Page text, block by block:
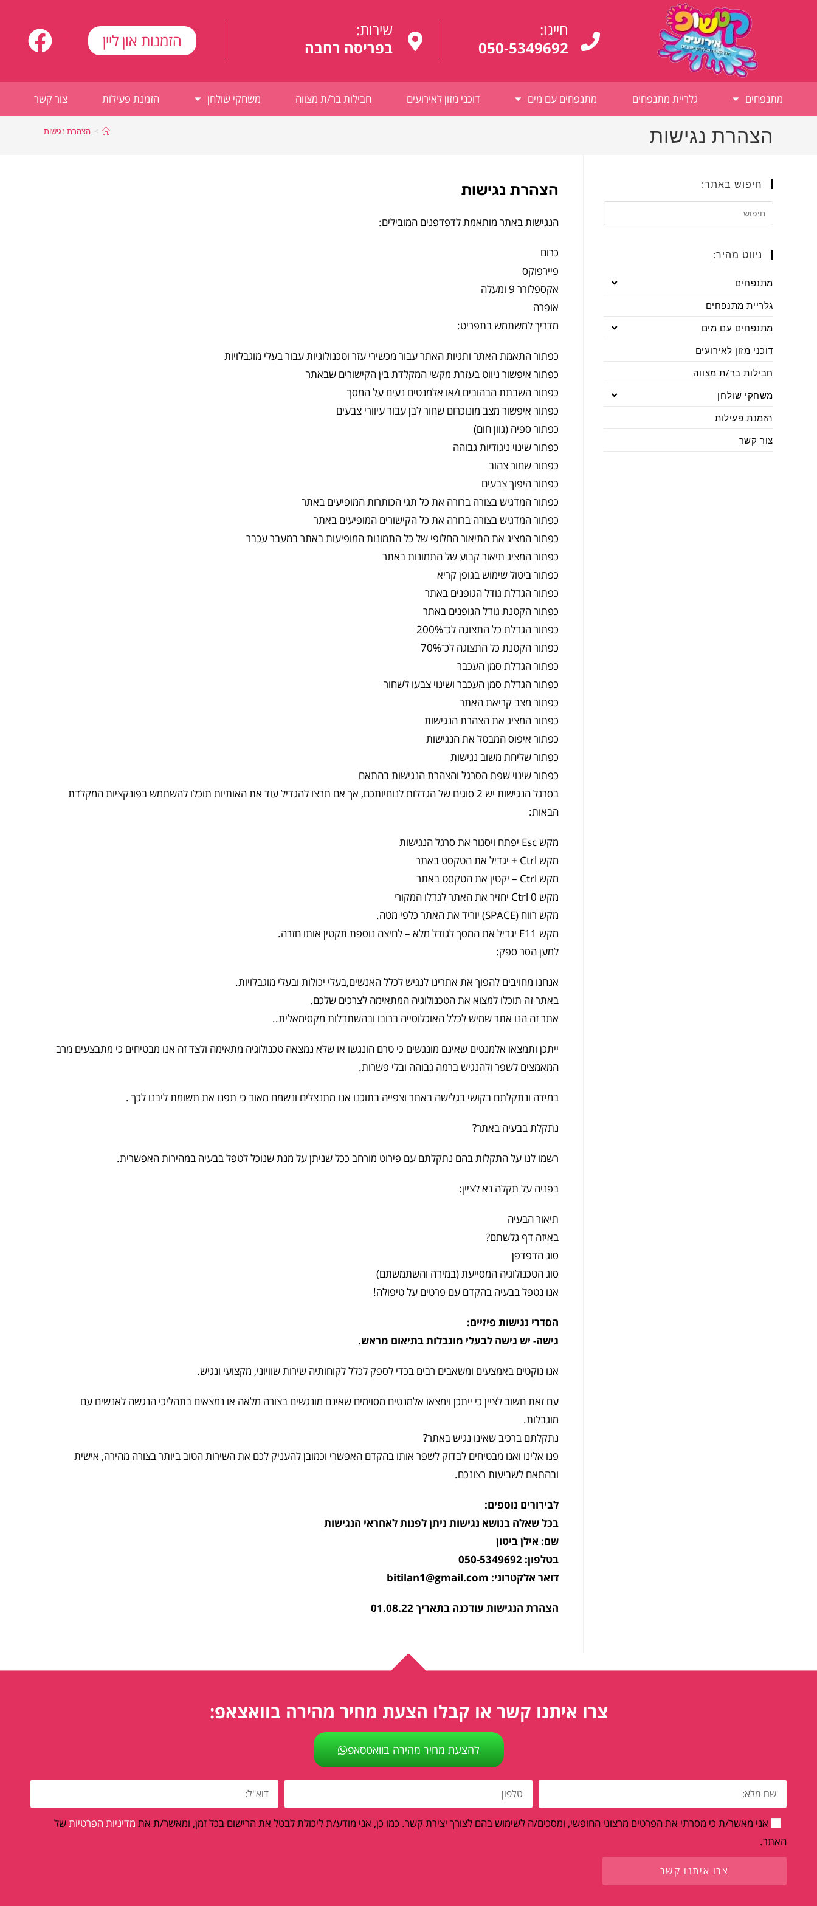
חייגו:
050-5349692
שירות:
בפריסה רחבה
הזמנות און ליין
מתנפחים גלריית מתנפחים מתנפחים עם מים דוכני מזון לאירועים חבילות בר/ת מצווה משחקי שולחן הזמנת פעילות צור קשר
הצהרת נגישות > הצהרת נגישות
הצהרת נגישות
הנגישות באתר מותאמת לדפדפנים המובילים:
כרום
פיירפוקס
אקספלורר 9 ומעלה
אופרה
מדריך למשתמש בתפריט:
כפתור התאמת האתר ותגיות האתר עבור מכשירי עזר וטכנולוגיות עבור בעלי מוגבלויות
כפתור איפשור ניווט בעזרת מקשי המקלדת בין הקישורים שבאתר
כפתור השבתת הבהובים ו/או אלמנטים נעים על המסך
כפתור איפשור מצב מונוכרום שחור לבן עבור עיוורי צבעים
כפתור ספיה (גוון חום)
כפתור שינוי ניגודיות גבוהה
כפתור שחור צהוב
כפתור היפוך צבעים
כפתור המדגיש בצורה ברורה את כל תגי הכותרות המופיעים באתר
כפתור המדגיש בצורה ברורה את כל הקישורים המופיעים באתר
כפתור המציג את התיאור החלופי של כל התמונות המופיעות באתר במעבר עכבר
כפתור המציג תיאור קבוע של התמונות באתר
כפתור ביטול שימוש בגופן קריא
כפתור הגדלת גודל הגופנים באתר
כפתור הקטנת גודל הגופנים באתר
כפתור הגדלת כל התצוגה לכ־200%
כפתור הקטנת כל התצוגה לכ־70%
כפתור הגדלת סמן העכבר
כפתור הגדלת סמן העכבר ושינוי צבעו לשחור
כפתור מצב קריאת האתר
כפתור המציג את הצהרת הנגישות
כפתור איפוס המבטל את הנגישות
כפתור שליחת משוב נגישות
כפתור שינוי שפת הסרגל והצהרת הנגישות בהתאם
בסרגל הנגישות יש 2 סוגים של הגדלות לנוחיותכם, אך אם תרצו להגדיל עוד את האותיות תוכלו להשתמש בפונקציות המקלדת
הבאות:
מקש Esc יפתח ויסגור את סרגל הנגישות
מקש Ctrl + יגדיל את הטקסט באתר
מקש Ctrl – יקטין את הטקסט באתר
מקש Ctrl 0 יחזיר את האתר לגדלו המקורי
מקש רווח (SPACE) יוריד את האתר כלפי מטה.
מקש F11 יגדיל את המסך לגודל מלא – לחיצה נוספת תקטין אותו חזרה.
למען הסר ספק:
אנחנו מחויבים להפוך את אתרינו לנגיש לכלל האנשים,בעלי יכולות ובעלי מוגבלויות.
באתר זה תוכלו למצוא את הטכנולוגיה המתאימה לצרכים שלכם.
אתר זה הנו אתר שמיש לכלל האוכלוסייה ברובו ובהשתדלות מקסימאלית..
ייתכן ותמצאו אלמנטים שאינם מונגשים כי טרם הונגשו או שלא נמצאה טכנולוגיה מתאימה ולצד זה אנו מבטיחים כי מתבצעים מרב
המאמצים לשפר ולהנגיש ברמה גבוהה ובלי פשרות.
במידה ונתקלתם בקושי בגלישה באתר וצפייה בתוכנו אנו מתנצלים ונשמח מאוד כי תפנו את תשומת ליבנו לכך .
נתקלת בבעיה באתר?
רשמו לנו על התקלות בהם נתקלתם עם פירוט מורחב ככל שניתן על מנת שנוכל לטפל בבעיה במהירות האפשרית.
בפניה על תקלה נא לציין:
תיאור הבעיה
באיזה דף גלשתם?
סוג הדפדפן
סוג הטכנולוגיה המסייעת (במידה והשתמשתם)
אנו נטפל בבעיה בהקדם עם פרטים על טיפולה!
הסדרי נגישות פיזיים:
גישה- יש גישה לבעלי מוגבלות בתיאום מראש.
אנו נוקטים באמצעים ומשאבים רבים בכדי לספק לכלל לקוחותיה שירות שוויוני, מקצועי ונגיש.
עם זאת חשוב לציין כי ייתכן וימצאו אלמנטים מסוימים שאינם מונגשים בצורה מלאה או נמצאים בתהליכי הנגשה לאנשים עם
מוגבלות.
נתקלתם ברכיב שאינו נגיש באתר?
פנו אלינו ואנו מבטיחים לבדוק לשפר אותו בהקדם האפשרי וכמובן להעניק לכם את השירות הטוב ביותר בצורה מהירה, אישית
ובהתאם לשביעות רצונכם.
לבירורים נוספים:
בכל שאלה בנושא נגישות ניתן לפנות לאחראי הנגישות
שם: אילן ביטון
בטלפון: 050-5349692
דואר אלקטרוני: bitilan1@gmail.com
הצהרת הנגישות עודכנה בתאריך 01.08.22
חיפוש באתר:
ניווט מהיר:
מתנפחים
גלריית מתנפחים
מתנפחים עם מים
דוכני מזון לאירועים
חבילות בר/ת מצווה
משחקי שולחן
הזמנת פעילות
צור קשר
צרו איתנו קשר או קבלו הצעת מחיר מהירה בוואצאפ:
להצעת מחיר מהירה בוואטסאפ
אני מאשר/ת כי מסרתי את הפרטים מרצוני החופשי, ומסכים/ה לשימוש בהם לצורך יצירת קשר. כמו כן, אני מודע/ת ליכולת לבטל את הרישום בכל זמן, ומאשר/ת את מדיניות הפרטיותשל
האתר.
צרו איתנו קשר